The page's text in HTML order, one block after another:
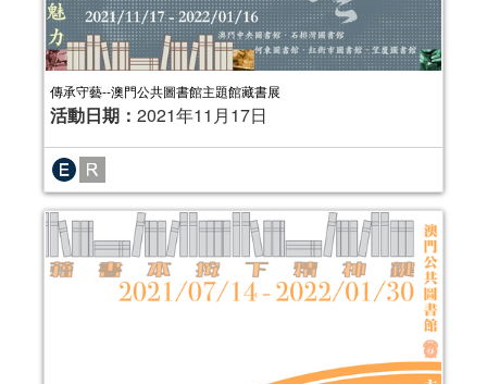
傳承守藝--澳門公共圖書館主題館藏書展
活動日期： 2021年11月17日